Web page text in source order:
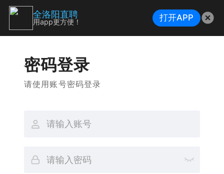
密码登录
请使用账号密码登录
全洛阳直聘
用app更方便！ 打开APP